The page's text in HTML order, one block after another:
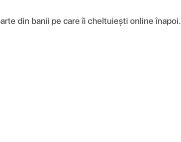
din banii pe care îi cheltuiești online înapoi.